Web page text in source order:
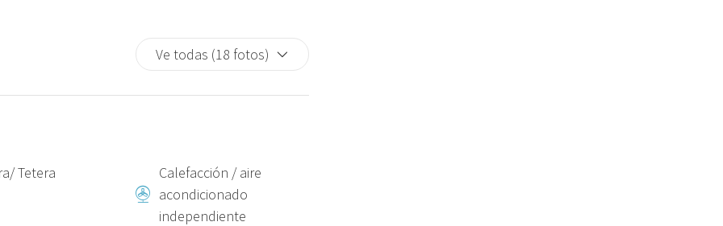
Ve todas (18 fotos)
Tetera
Calefacción / aire
acondicionado
independiente